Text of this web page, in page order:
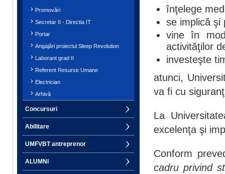
Promovări
Secretar II - Directia IT
Portar
Angajări proiectul Sleep Revolution
Laborant grad II
Referent Resurse Umane
Electrician
Arhivă
Concursuri
Abilitare
UMFVBT antreprenor
ALUMNI
înţelege
se implică şi
vine în
activităţilor
investeşte
atunci,
va fi cu
La
excelenţa şi
Conform
cadru privind